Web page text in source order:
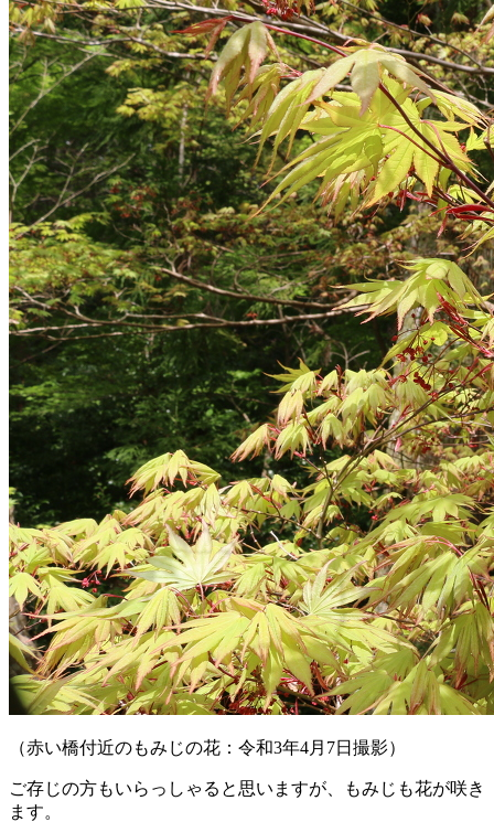
（赤い橋付近のもみじの花：令和3年4月7日撮影）
ご存じの方もいらっしゃると思いますが、もみじも花が咲き
ます。